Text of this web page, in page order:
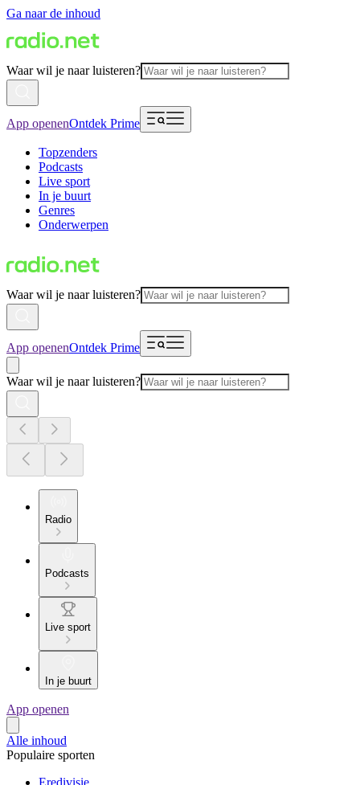
Ga naar de inhoud
Waar wil je naar luisteren?
App openenOntdek Prime
Topzenders
Podcasts
Live sport
In je buurt
Genres
Onderwerpen
Waar wil je naar luisteren?
App openenOntdek Prime
Waar wil je naar luisteren?
Radio
Podcasts
Live sport
In je buurt
App openen
Alle inhoud
Populaire sporten
Eredivisie